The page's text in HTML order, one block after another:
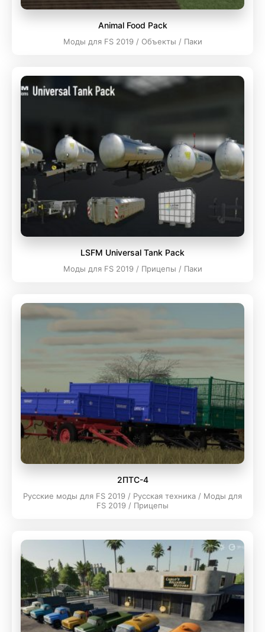
Animal Food Pack
Моды для FS 2019 / Объекты / Паки
LSFM Universal Tank Pack
Моды для FS 2019 / Прицепы / Паки
2ПТС-4
Русские моды для FS 2019 / Русская техника / Моды для
FS 2019 / Прицепы